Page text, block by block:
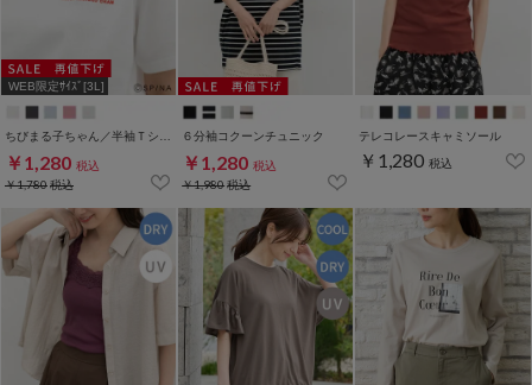
WEB限定ｻｲｽﾞ[3L]
￥1,280 税込
￥1,780税込
６分袖コクーンチュニック
￥1,280 税込
￥1,980税込
テレコレースキャミソール
￥1,280 税込